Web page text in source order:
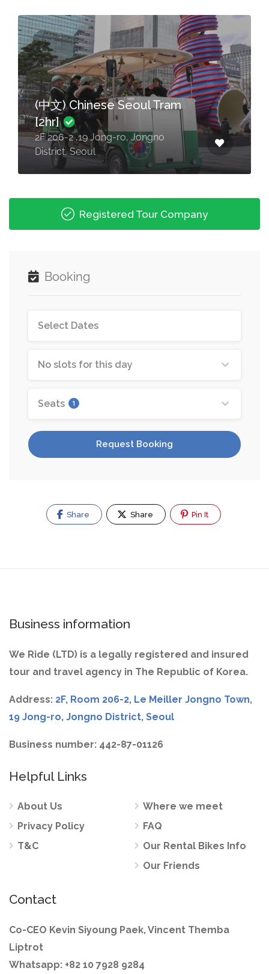
$60.00 - $60.00
(中文) Chinese Seoul Tram
[2hr] Spring Season (3/16-
6/14)
2F 206-2 ,19 Jong-ro, Jongno
District, Seoul
Registered Tour Company
Booking
No slots for this day
Seats 1
Request Booking
Share Share Pin It
Business information
We Ride (LTD) is a legally registered and insured
tour and travel agency in The Republic of Korea.
Address: 2F, Room 206-2, Le Meiller Jongno Town,
19 Jong-ro, Jongno District, Seoul
Business number: 442-87-01126
Helpful Links
About Us
Privacy Policy
T&C
Where we meet
FAQ
Our Rental Bikes Info
Our Friends
Contact
Co-CEO Kevin Siyoung Paek, Vincent Themba
Liptrot
Whatsapp: +82 10 7928 9284